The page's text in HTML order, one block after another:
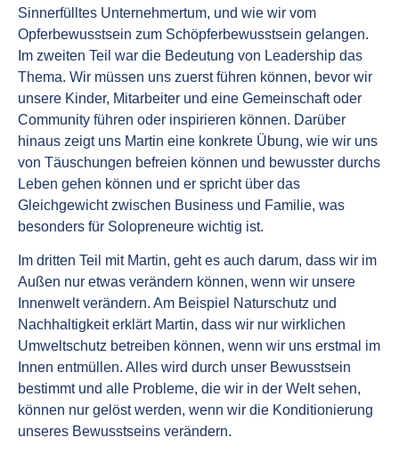
Sinnerfülltes Unternehmertum, und wie wir vom
Opferbewusstsein zum Schöpferbewusstsein gelangen.
Im zweiten Teil war die Bedeutung von Leadership das
Thema. Wir müssen uns zuerst führen können, bevor wir
unsere Kinder, Mitarbeiter und eine Gemeinschaft oder
Community führen oder inspirieren können. Darüber
hinaus zeigt uns Martin eine konkrete Übung, wie wir uns
von Täuschungen befreien können und bewusster durchs
Leben gehen können und er spricht über das
Gleichgewicht zwischen Business und Familie, was
besonders für Solopreneure wichtig ist.
Im dritten Teil mit Martin, geht es auch darum, dass wir im
Außen nur etwas verändern können, wenn wir unsere
Innenwelt verändern. Am Beispiel Naturschutz und
Nachhaltigkeit erklärt Martin, dass wir nur wirklichen
Umweltschutz betreiben können, wenn wir uns erstmal im
Innen entmüllen. Alles wird durch unser Bewusstsein
bestimmt und alle Probleme, die wir in der Welt sehen,
können nur gelöst werden, wenn wir die Konditionierung
unseres Bewusstseins verändern.